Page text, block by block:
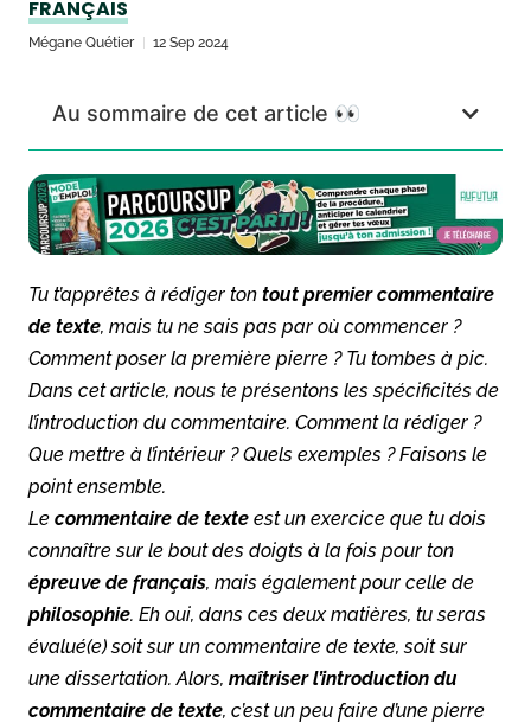
FRANÇAIS
Mégane Quétier 12 Sep 2024
Au sommaire de cet article 👀
Tu t’apprêtes à rédiger ton tout premier commentaire
de texte, mais tu ne sais pas par où commencer ?
Comment poser la première pierre ? Tu tombes à pic.
Dans cet article, nous te présentons les spécificités de
l’introduction du commentaire. Comment la rédiger ?
Que mettre à l’intérieur ? Quels exemples ? Faisons le
point ensemble.
Le commentaire de texte est un exercice que tu dois
connaître sur le bout des doigts à la fois pour ton
épreuve de français, mais également pour celle de
philosophie. Eh oui, dans ces deux matières, tu seras
évalué(e) soit sur un commentaire de texte, soit sur
une dissertation. Alors, maîtriser l’introduction du
commentaire de texte, c’est un peu faire d’une pierre